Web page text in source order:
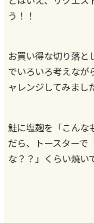
う！！
お買い得な切り落と
でいろいろ考えなが
ャレンジしてみま
鮭に塩麹を「こんな
だら、トースターで
な？？」くらい焼い